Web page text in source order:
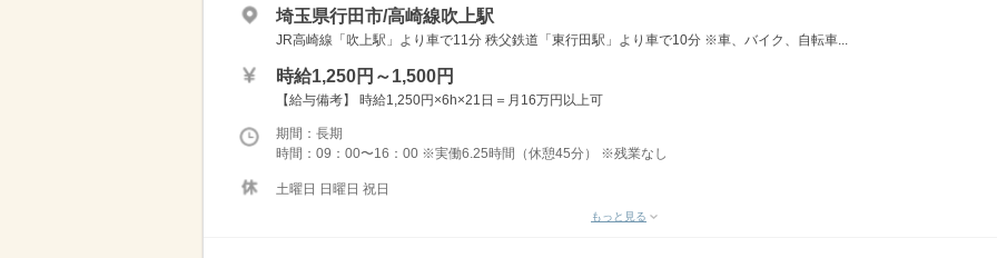
埼玉県行田市/高崎線吹上駅
JR高崎線「吹上駅」より車で11分 秩父鉄道「東行田駅」より車で10分 ※車、バイク、自転車...
時給1,250円～1,500円
【給与備考】 時給1,250円×6h×21日＝月16万円以上可
期間：長期
時間：09：00〜16：00 ※実働6.25時間（休憩45分） ※残業なし
土曜日 日曜日 祝日
もっと見る